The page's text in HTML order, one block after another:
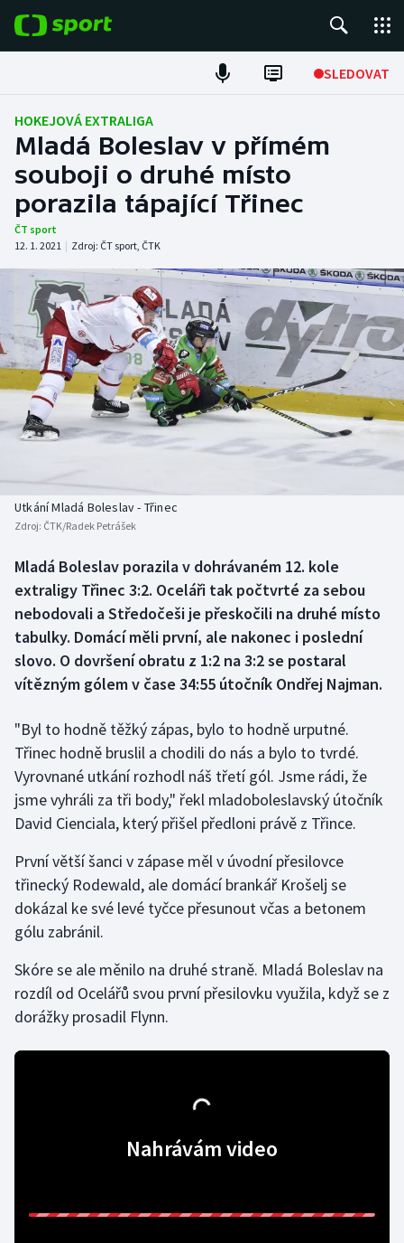
SLEDOVAT
Fotbal
Hokej
Tenis
Atletika
Cyklistika
DALŠÍ SPORTY
Americký fotbal
Baseball a softbal
Biatlon
Box
Curling
Dostihy
Florbal
Golf
Gymnastika
Házená
Jezdectví
Judo
Krasobruslení
Moderní pětiboj
NEPŘEHLÉDNĚTE
Soutěže
Aplikace ČT sport
HOKEJOVÁ EXTRALIGA
Mladá Boleslav v přímém
souboji o druhé místo
porazila tápající Třinec
ČT sport
12. 1. 2021 | Zdroj: ČT sport, ČTK
Utkání Mladá Boleslav - Třinec
Zdroj: ČTK/Radek Petrášek
Mladá Boleslav porazila v dohrávaném 12. kole
extraligy Třinec 3:2. Oceláři tak počtvrté za sebou
nebodovali a Středočeši je přeskočili na druhé místo
tabulky. Domácí měli první, ale nakonec i poslední
slovo. O dovršení obratu z 1:2 na 3:2 se postaral
vítězným gólem v čase 34:55 útočník Ondřej Najman.
"Byl to hodně těžký zápas, bylo to hodně urputné.
Třinec hodně bruslil a chodili do nás a bylo to tvrdé.
Vyrovnané utkání rozhodl náš třetí gól. Jsme rádi, že
jsme vyhráli za tři body," řekl mladoboleslavský útočník
David Cienciala, který přišel předloni právě z Třince.
První větší šanci v zápase měl v úvodní přesilovce
třinecký Rodewald, ale domácí brankář Krošelj se
dokázal ke své levé tyčce přesunout včas a betonem
gólu zabránil.
Skóre se ale měnilo na druhé straně. Mladá Boleslav na
rozdíl od Ocelářů svou první přesilovku využila, když se z
dorážky prosadil Flynn.
Nahrávám video